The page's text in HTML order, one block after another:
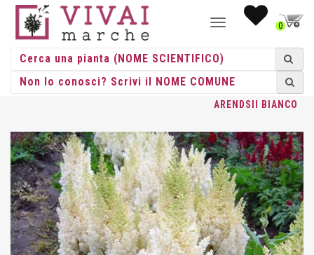
NAVIGAZIONE0
HOME /ERBACEE /ERBACEE PERENNI/ASTILBE / ASTILBE
ARENDSII BIANCO